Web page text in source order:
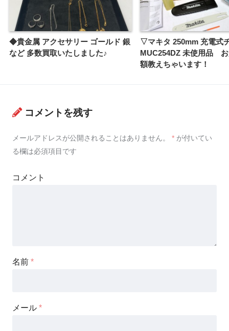
◆貴金属 アクセサリー ゴールド 銀
など 多数買取いたしました♪
▽マキタ 250mm 充電式
MUC254DZ 未使用品
額教えちゃいます！
コメントを残す
メールアドレスが公開されることはありません。 * が付いてい
る欄は必須項目です
コメント
名前 *
メール *